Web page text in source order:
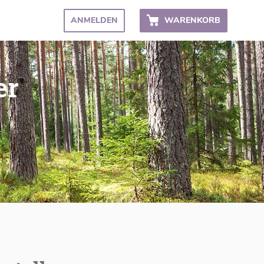
ANMELDEN WARENKORB